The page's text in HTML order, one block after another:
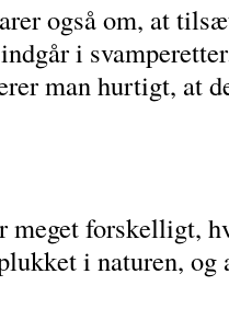
også om, at
i
man hurtigt, at
meget forskelligt,
i naturen,